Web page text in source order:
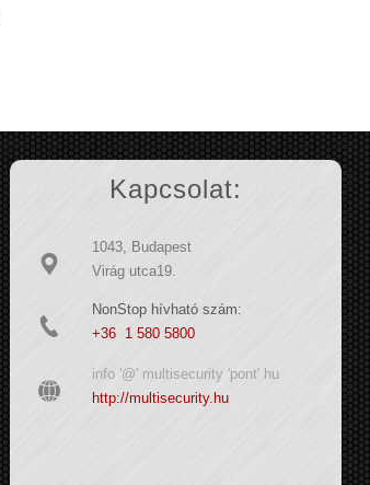
Kapcsolat:
1043, Budapest
Virág utca19.
NonStop hívható szám:
+36 1 580 5800
info '@' multisecurity 'pont' hu
http://multisecurity.hu